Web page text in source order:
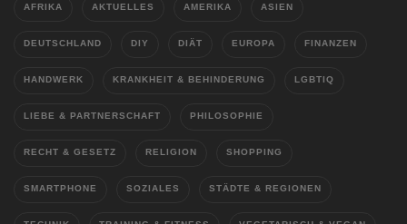
AFRIKA AKTUELLES AMERIKA ASIEN
DEUTSCHLAND DIY DIÄT EUROPA FINANZEN
HANDWERK KRANKHEIT & BEHINDERUNG LGBTIQ
LIEBE & PARTNERSCHAFT PHILOSOPHIE
RECHT & GESETZ RELIGION SHOPPING
SMARTPHONE SOZIALES STÄDTE & REGIONEN